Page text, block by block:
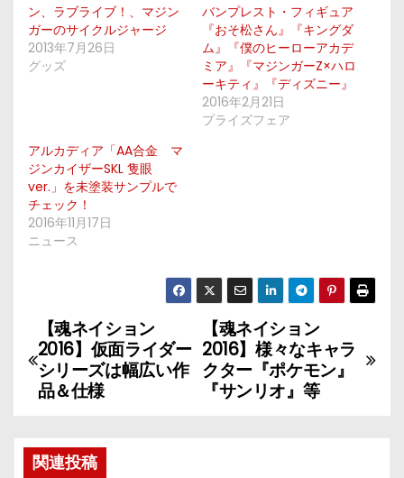
ン、ラブライブ！、マジン
ガーのサイクルジャージ
2013年7月26日
グッズ
バンプレスト・フィギュア
『おそ松さん』『キングダ
ム』『僕のヒーローアカデ
ミア』『マジンガーZ×ハロ
ーキティ』『ディズニー』
2016年2月21日
プライズフェア
アルカディア「AA合金 マ
ジンカイザーSKL 隻眼
ver.」を未塗装サンプルで
チェック！
2016年11月17日
ニュース
投
稿
ビ
【魂ネイション
2016】様々なキャラ
クター『ポケモン』
『サンリオ』等
【魂ネイション
2016】仮面ライダー
シリーズは幅広い作
品＆仕様
関連投稿